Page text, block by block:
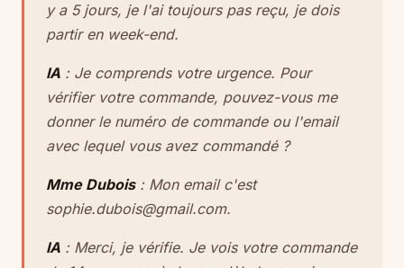
y a 5 jours, je l'ai toujours pas reçu, je dois
partir en week-end.
IA : Je comprends votre urgence. Pour
vérifier votre commande, pouvez-vous me
donner le numéro de commande ou l'email
avec lequel vous avez commandé ?
Mme Dubois: Mon email c'est
sophie.dubois@gmail.com.
IA : Merci, je vérifie. Je vois votre commande